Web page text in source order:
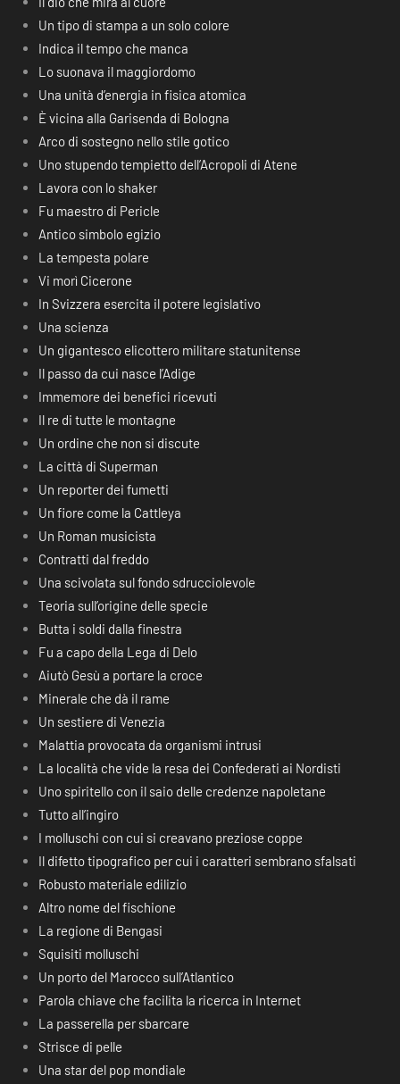
Un tipo di stampa a un solo colore
Indica il tempo che manca
Lo suonava il maggiordomo
Una unità d’energia in fisica atomica
È vicina alla Garisenda di Bologna
Arco di sostegno nello stile gotico
Uno stupendo tempietto dell’Acropoli di Atene
Lavora con lo shaker
Fu maestro di Pericle
Antico simbolo egizio
La tempesta polare
Vi morì Cicerone
In Svizzera esercita il potere legislativo
Una scienza
Un gigantesco elicottero militare statunitense
Il passo da cui nasce l’Adige
Immemore dei benefici ricevuti
Il re di tutte le montagne
Un ordine che non si discute
La città di Superman
Un reporter dei fumetti
Un fiore come la Cattleya
Un Roman musicista
Contratti dal freddo
Una scivolata sul fondo sdrucciolevole
Teoria sull’origine delle specie
Butta i soldi dalla finestra
Fu a capo della Lega di Delo
Aiutò Gesù a portare la croce
Minerale che dà il rame
Un sestiere di Venezia
Malattia provocata da organismi intrusi
La località che vide la resa dei Confederati ai Nordisti
Uno spiritello con il saio delle credenze napoletane
Tutto all’ingiro
I molluschi con cui si creavano preziose coppe
Il difetto tipografico per cui i caratteri sembrano sfalsati
Robusto materiale edilizio
Altro nome del fischione
La regione di Bengasi
Squisiti molluschi
Un porto del Marocco sull’Atlantico
Parola chiave che facilita la ricerca in Internet
La passerella per sbarcare
Strisce di pelle
Una star del pop mondiale